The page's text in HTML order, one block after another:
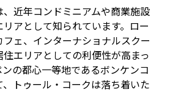
、近年コンドミニアムや商業施設
アとして知られています。ロー
ェ、インターナショナルスクー
エリアとしての利便性が高まっ
の都心一等地であるボンケンコ
トゥール・コークは落ち着いた